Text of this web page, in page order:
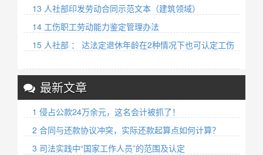
13 人社部印发劳动合同示范文本（建筑领域）
14 工伤职工劳动能力鉴定管理办法
15 人社部 ： 达法定退休年龄在2种情况下也可认定工伤
最新文章
1 侵占公款24万余元，这名会计被抓了！
2 合同与还款协议冲突，实际还款起算点如何计算？
3 司法实践中“国家工作人员”的范围及认定